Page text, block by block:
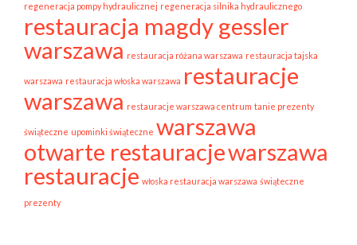
regeneracja pompy hydraulicznej regeneracja silnika hydraulicznego
restauracja magdy gessler
warszawa restauracja różana warszawa restauracja tajska
warszawa restauracja włoska warszawa restauracje
warszawa restauracje warszawa centrum tanie prezenty
świąteczne upominki świąteczne warszawa
otwarte restauracjewarszawa
restauracje włoska restauracja warszawa świąteczne
prezenty